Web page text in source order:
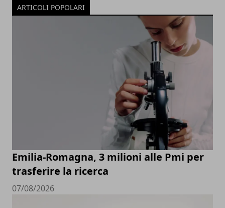
ARTICOLI POPOLARI
Emilia-Romagna, 3 milioni alle Pmi per
trasferire la ricerca
07/08/2026